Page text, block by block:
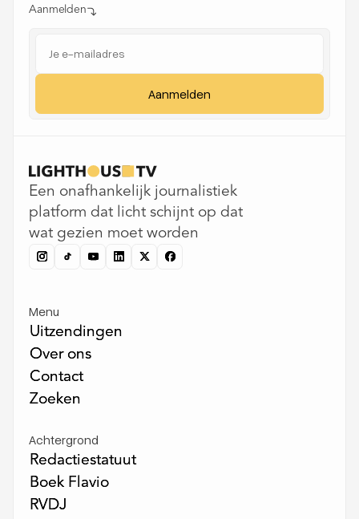
Een onafhankelijk journalistiek
platform dat licht schijnt op dat
wat gezien moet worden
Menu
Uitzendingen
Uitzendingen
Over ons
Over ons
Contact
Contact
Zoeken
Zoeken
Achtergrond
Redactiestatuut
Redactiestatuut
Boek Flavio
Boek Flavio
RVDJ
RVDJ
Aanmelden